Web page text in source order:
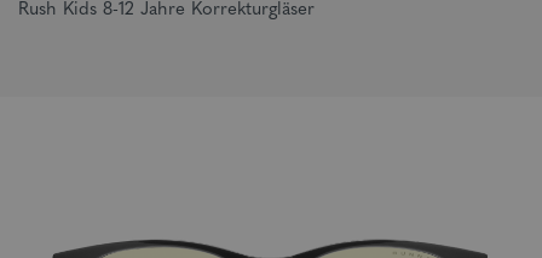
Rush Kids 8-12 Jahre Korrekturgläser